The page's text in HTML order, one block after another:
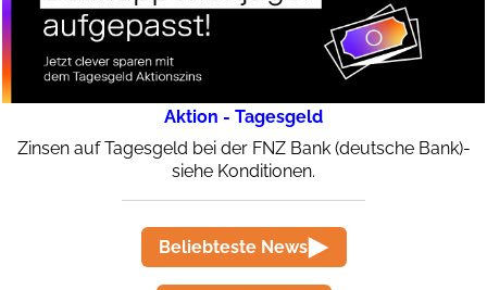
Aktion - Tagesgeld
Zinsen auf Tagesgeld bei der FNZ Bank (deutsche Bank)-
siehe Konditionen.
Beliebteste News